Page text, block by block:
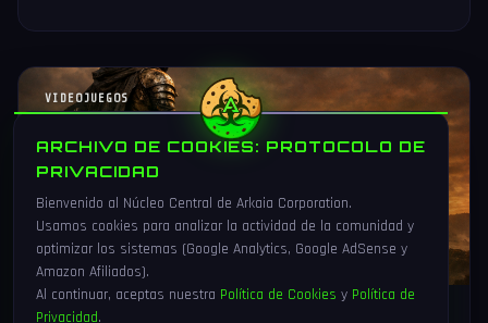
VIDEOJUEGOS
ARCHIVO DE COOKIES: PROTOCOLO DE
PRIVACIDAD
Bienvenido al Núcleo Central de Arkaia Corporation.
Usamos cookies para analizar la actividad de la comunidad y
optimizar los sistemas (Google Analytics, Google AdSense y
Amazon Afiliados).
Al continuar, aceptas nuestra Política de Cookies y Política de
Privacidad.